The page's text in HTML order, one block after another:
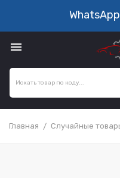
WhatsApp

Главная Случайные